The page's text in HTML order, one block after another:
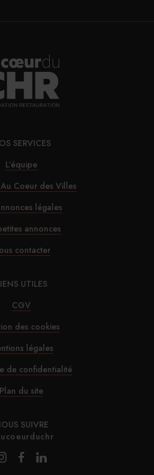
SERVICES
L’équipe
Au Coeur des Villes
légales
annonces
contacter
UTILES
CGV
des cookies
légales
de confidentialité
Plan du site
SUIVRE